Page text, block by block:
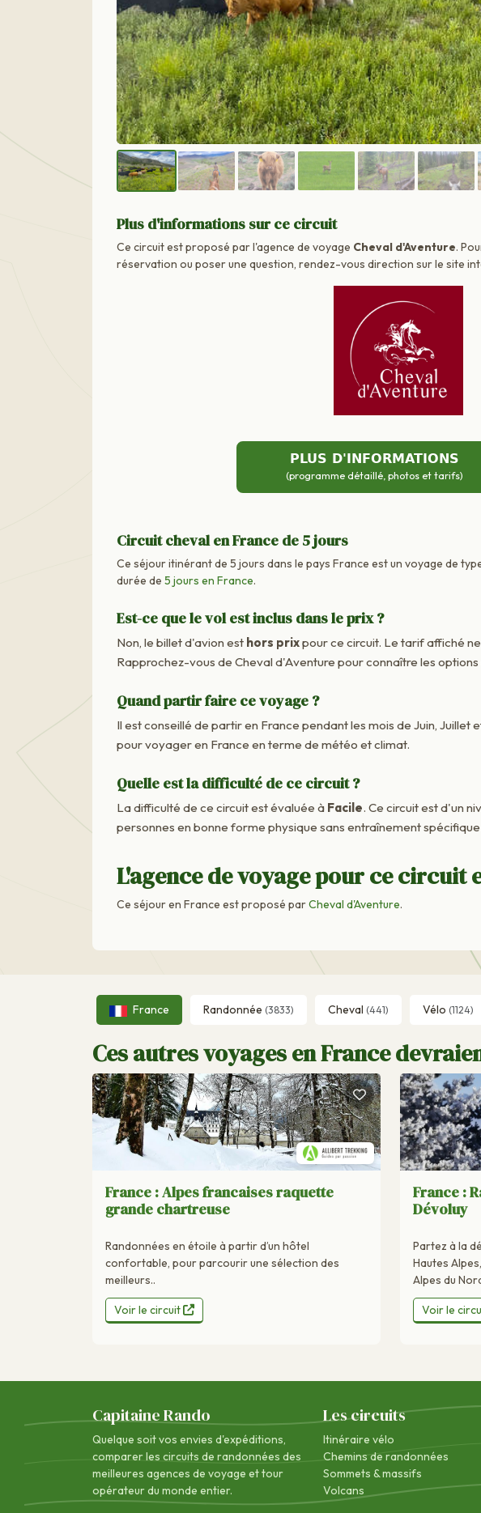
Plus d'informations sur ce circuit
Ce circuit est proposé par l'agence de voyage Cheval d'Aventure.
réservation ou poser une question, rendez-vous direction sur le site
PLUS D'INFORMATIONS
(programme détaillé, photos et tarifs)
Circuit cheval en France de 5 jours
Ce séjour itinérant de 5 jours dans le pays France est un voyage de
durée de 5 jours en France.
Est-ce que le vol est inclus dans le prix ?
Non, le billet d'avion est hors prixpour ce circuit. Le tarif affiché
Rapprochez-vous de Cheval d'Aventure pour connaître les
Quand partir faire ce voyage ?
Il est conseillé de partir en France pendant les mois de Juin, Juillet
pour voyager en France en terme de météo et climat.
Quelle est la difficulté de ce circuit ?
La difficulté de ce circuit est évaluée à Facile. Ce circuit est d'un
personnes en bonne forme physique sans entraînement
L'agence de voyage pour ce circuit
Ce séjour en France est proposé parCheval d'Aventure.
France Randonnée (3833) Cheval (441) Vélo (1124)
Ces autres voyages en France
France : Alpes francaises raquette
grande chartreuse
Randonnées en étoile à partir d’un hôtel
confortable, pour parcourir une sélection des
meilleurs..
Voir le circuit
France :
Dévoluy
Partez à la
Hautes
Alpes du
Voir le
Capitaine Rando
Quelque soit vos envies d'expéditions,
comparer les circuits de randonnées des
meilleures agences de voyage et tour
opérateur du monde entier.
Les circuits
Itinéraire vélo
Chemins de randonnées
Sommets & massifs
Volcans